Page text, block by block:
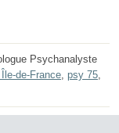
Psychanalyste
de-France psy 75